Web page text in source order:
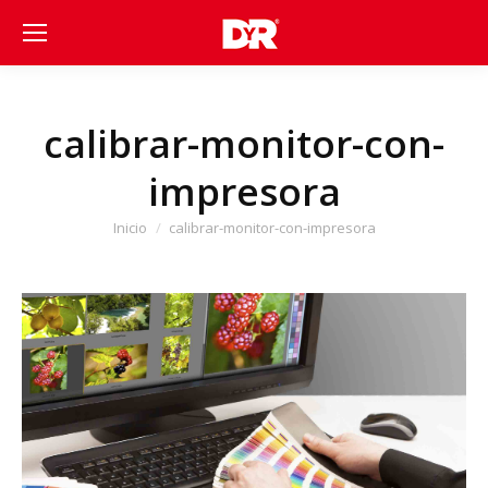
calibrar-monitor-con-
impresora
Estás aquí:
Inicio calibrar-monitor-con-impresora